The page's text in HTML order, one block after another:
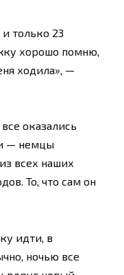
только 23
хорошо помню,
ходила», —
оказались
— немцы
всех наших
То, что сам он
идти, в
ночью все